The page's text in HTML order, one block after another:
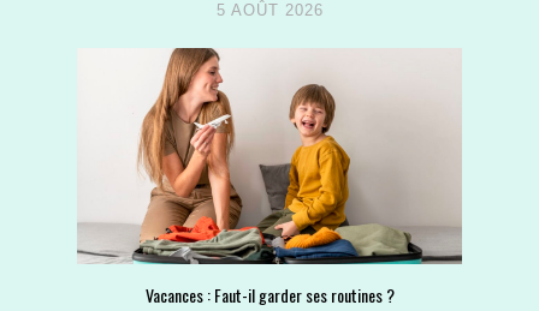
5 AOÛT 2026
Vacances : Faut-il garder ses routines ?